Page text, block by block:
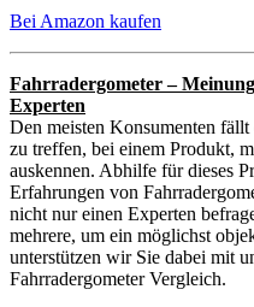
Bei Amazon kaufen
Fahrradergometer –
Experten
Den meisten Konsumenten
zu treffen, bei einem Produkt,
auskennen. Abhilfe für dieses
Erfahrungen von
nicht nur einen Experten
mehrere, um ein möglichst
unterstützen wir Sie dabei mit
Fahrradergometer Vergleich.